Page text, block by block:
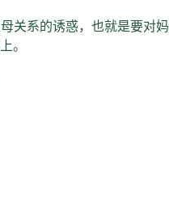
关系的诱惑，也就是要对
。